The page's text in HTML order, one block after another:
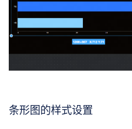
条形图的样式设置